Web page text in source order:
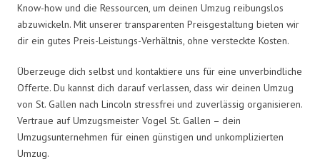
Know-how und die Ressourcen, um deinen Umzug reibungslos
abzuwickeln. Mit unserer transparenten Preisgestaltung bieten wir
dir ein gutes Preis-Leistungs-Verhältnis, ohne versteckte Kosten.
Überzeuge dich selbst und kontaktiere uns für eine unverbindliche
Offerte. Du kannst dich darauf verlassen, dass wir deinen Umzug
von St. Gallen nach Lincoln stressfrei und zuverlässig organisieren.
Vertraue auf Umzugsmeister Vogel St. Gallen – dein
Umzugsunternehmen für einen günstigen und unkomplizierten
Umzug.